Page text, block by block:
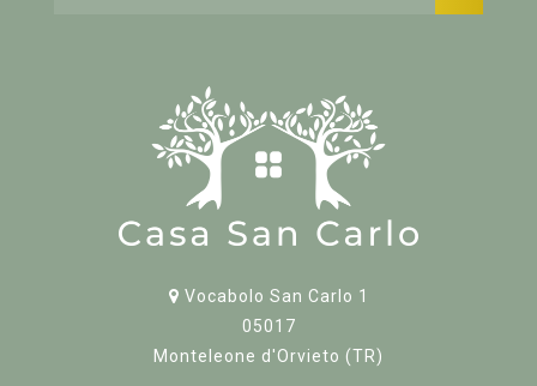
Vocabolo San Carlo 1
05017
Monteleone d'Orvieto (TR)